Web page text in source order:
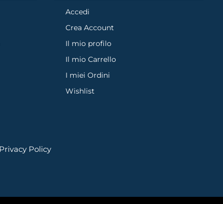
Accedi
Crea Account
Il mio profilo
Il mio Carrello
I miei Ordini
Wishlist
Privacy Policy